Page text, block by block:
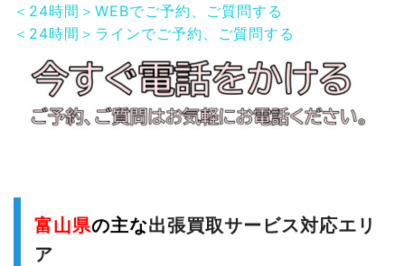
＜24時間＞WEBでご予約、ご質問する
＜24時間＞ラインでご予約、ご質問する
富山県の主な出張買取サービス対応エリ
ア